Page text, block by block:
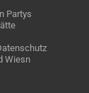
Partys
Wiesn